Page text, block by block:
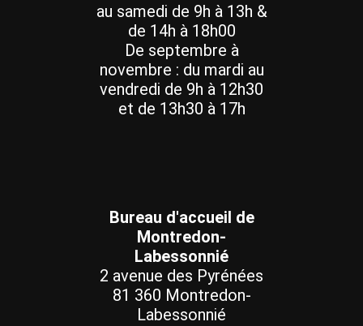
au samedi de 9h à 13h &
de 14h à 18h00
De septembre à
novembre : du mardi au
vendredi de 9h à 12h30
et de 13h30 à 17h
Bureau d'accueil de
Montredon-
Labessonnié
2 avenue des Pyrénées
81 360 Montredon-
Labessonnié